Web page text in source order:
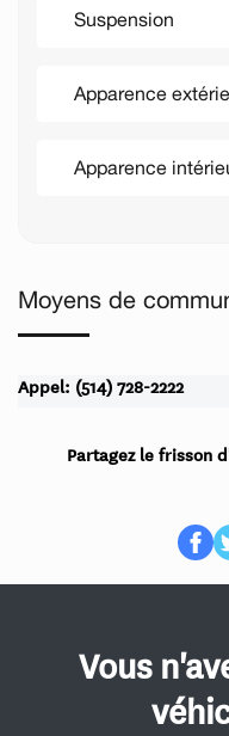
Suspension
Apparence
Apparence
Moyens de
Appel: (514) 728-2222
Partagez le frisson
Vous